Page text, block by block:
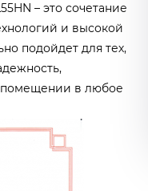
– это сочетание
и высокой
подойдет для тех,
помещении в любое